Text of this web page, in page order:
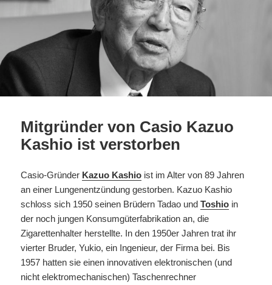
Mitgründer von Casio Kazuo
Kashio ist verstorben
Casio-Gründer Kazuo Kashio ist im Alter von 89 Jahren
an einer Lungenentzündung gestorben. Kazuo Kashio
schloss sich 1950 seinen Brüdern Tadao undToshio in
der noch jungen Konsumgüterfabrikation an, die
Zigarettenhalter herstellte. In den 1950er Jahren trat ihr
vierter Bruder, Yukio, ein Ingenieur, der Firma bei. Bis
1957 hatten sie einen innovativen elektronischen (und
nicht elektromechanischen) Taschenrechner